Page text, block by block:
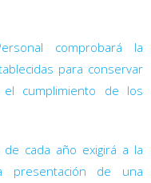
comprobará la
para conservar
cumplimiento de los
cada año exigirá a la
presentación de una